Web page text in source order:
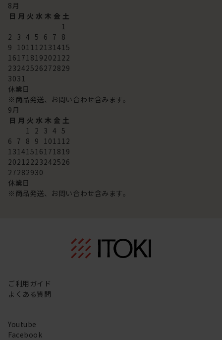
8月
日 月 火 水 木 金 土
1
2 3 4 5 6 7 8
9 101112131415
16171819202122
23242526272829
3031
休業日
※商品発送、お問い合わせ含みます。
9月
日 月 火 水 木 金 土
1 2 3 4 5
6 7 8 9 101112
13141516171819
20212223242526
27282930
休業日
※商品発送、お問い合わせ含みます。
ご利用ガイド
よくある質問
Youtube
Facebook